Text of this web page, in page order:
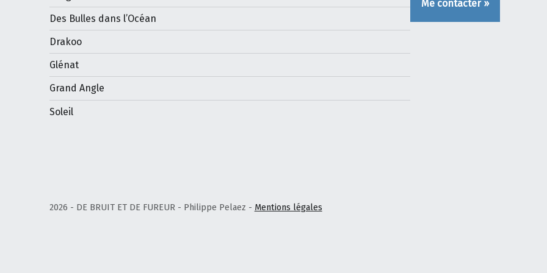
Des Bulles dans l’Océan
Drakoo
Glénat
Grand Angle
Soleil
Me contacter »
2026 - DE BRUIT ET DE FUREUR - Philippe Pelaez - Mentions légales